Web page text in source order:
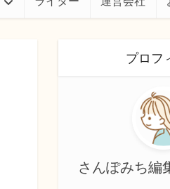
プロフ
さんぽみち編